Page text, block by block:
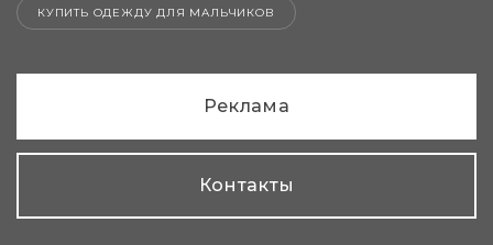
КУПИТЬ ОДЕЖДУ ДЛЯ МАЛЬЧИКОВ
Реклама
Контакты